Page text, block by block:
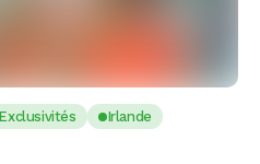
Exclusivités
Irlande